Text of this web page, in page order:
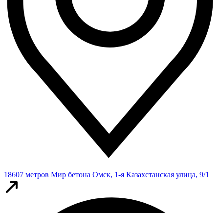
18607 метров Мир бетона Омск, 1-я Казахстанская улица, 9/1